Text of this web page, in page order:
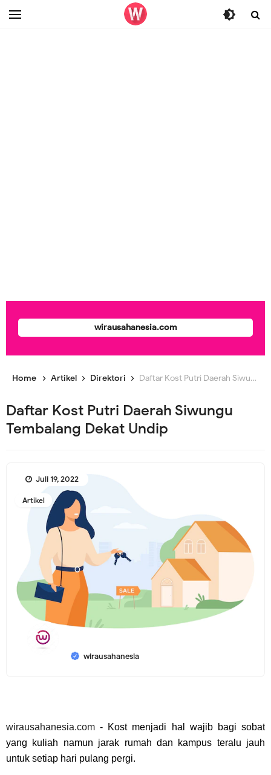
wirausahanesia.com
Home Artikel Direktori Daftar Kost Putri Daerah Siwungu Tembalang Dekat Undip
Daftar Kost Putri Daerah Siwungu
Tembalang Dekat Undip
Artikel
wirausahanesia
Juli 19, 2022
wirausahanesia.com - Kost menjadi hal wajib bagi sobat
yang kuliah namun jarak rumah dan kampus teralu jauh
untuk setiap hari pulang pergi.